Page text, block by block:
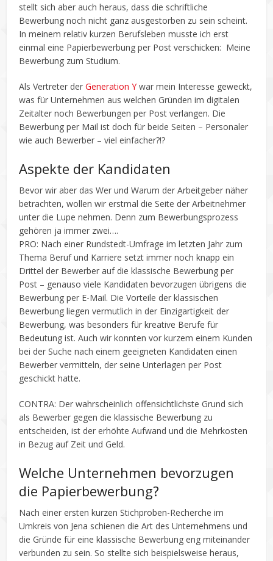
stellt sich aber auch heraus, dass die schriftliche
Bewerbung noch nicht ganz ausgestorben zu sein scheint.
In meinem relativ kurzen Berufsleben musste ich erst
einmal eine Papierbewerbung per Post verschicken: Meine
Bewerbung zum Studium.
Als Vertreter derGeneration Ywar mein Interesse geweckt,
was für Unternehmen aus welchen Gründen im digitalen
Zeitalter noch Bewerbungen per Post verlangen. Die
Bewerbung per Mail ist doch für beide Seiten – Personaler
wie auch Bewerber – viel einfacher?!?
Aspekte der Kandidaten
Bevor wir aber das Wer und Warum der Arbeitgeber näher
betrachten, wollen wir erstmal die Seite der Arbeitnehmer
unter die Lupe nehmen. Denn zum Bewerbungsprozess
gehören ja immer zwei….
PRO: Nach einer Rundstedt-Umfrage im letzten Jahr zum
Thema Beruf und Karriere setzt immer noch knapp ein
Drittel der Bewerber auf die klassische Bewerbung per
Post – genauso viele Kandidaten bevorzugen übrigens die
Bewerbung per E-Mail. Die Vorteile der klassischen
Bewerbung liegen vermutlich in der Einzigartigkeit der
Bewerbung, was besonders für kreative Berufe für
Bedeutung ist. Auch wir konnten vor kurzem einem Kunden
bei der Suche nach einem geeigneten Kandidaten einen
Bewerber vermitteln, der seine Unterlagen per Post
geschickt hatte.
CONTRA: Der wahrscheinlich offensichtlichste Grund sich
als Bewerber gegen die klassische Bewerbung zu
entscheiden, ist der erhöhte Aufwand und die Mehrkosten
in Bezug auf Zeit und Geld.
Welche Unternehmen bevorzugen
die Papierbewerbung?
Nach einer ersten kurzen Stichproben-Recherche im
Umkreis von Jena schienen die Art des Unternehmens und
die Gründe für eine klassische Bewerbung eng miteinander
verbunden zu sein. So stellte sich beispielsweise heraus,